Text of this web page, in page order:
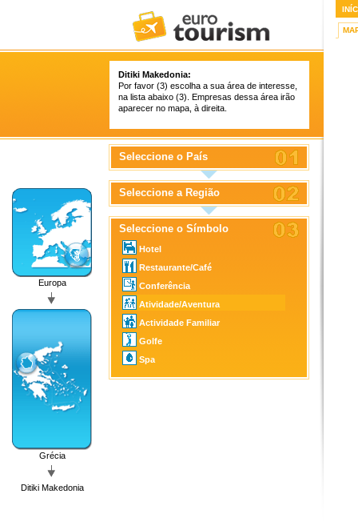
Ditiki Makedonia:
Por favor (3) escolha a sua área de interesse,
na lista abaixo (3). Empresas dessa área irão
aparecer no mapa, à direita.
Europa
Grécia
Ditiki Makedonia
Seleccione o País
Seleccione a Região
Seleccione o Símbolo
Hotel
Restaurante/Café
Conferência
Atividade/Aventura
Actividade Familiar
Golfe
Spa